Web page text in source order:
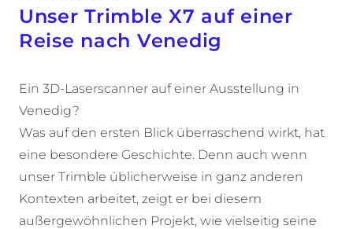
Unser Trimble X7 auf einer
Reise nach Venedig
Ein 3D-Laserscanner auf einer Ausstellung in
Venedig?
Was auf den ersten Blick überraschend wirkt, hat
eine besondere Geschichte. Denn auch wenn
unser Trimble üblicherweise in ganz anderen
Kontexten arbeitet, zeigt er bei diesem
außergewöhnlichen Projekt, wie vielseitig seine